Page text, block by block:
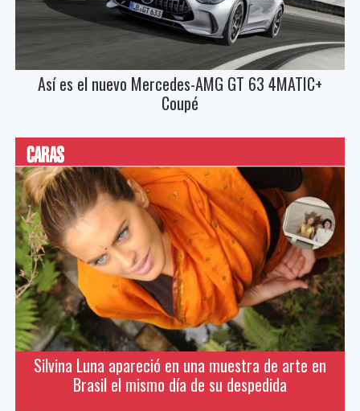
Así es el nuevo Mercedes-AMG GT 63 4MATIC+
Coupé
Silvina Luna apareció en una muestra de arte en
Brasil el mismo día de su despedida